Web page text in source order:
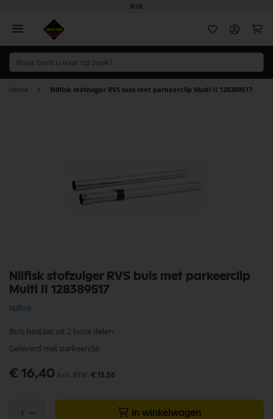
B2B
Home Nilfisk stofzuiger RVS buis met parkeerclip Multi II 128389517
Nilfisk stofzuiger RVS buis met parkeerclip
Multi II 128389517
Nilfisk
Buis bestaat uit 2 losse delen.
Geleverd met parkeerclip
€ 16,40 € 13,55
1 In winkelwagen
naar
het
van
afbeeldingen-
gallerij